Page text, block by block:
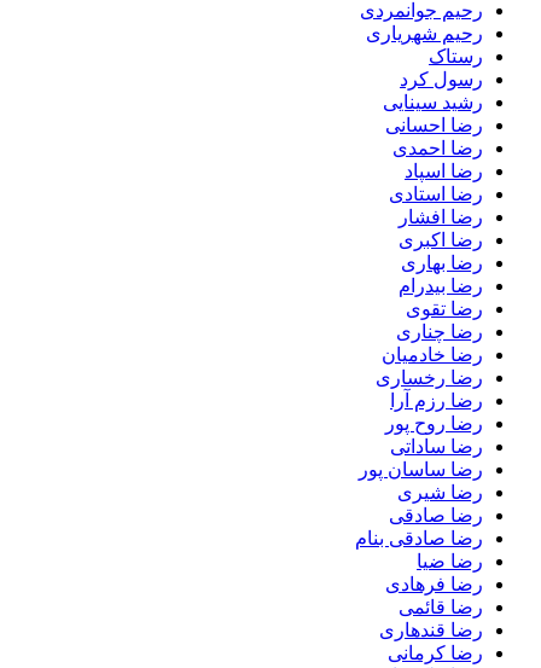
رحیم جوانمردی
رحیم شهریاری
رستاک
رسول کرد
رشید سینایی
رضا احسانی
رضا احمدی
رضا اسپاد
رضا استادی
رضا افشار
رضا اکبری
رضا بهاری
رضا بیدرام
رضا تقوی
رضا چناری
رضا خادمیان
رضا رخساری
رضا رزم آرا
رضا روح پور
رضا ساداتی
رضا ساسان پور
رضا شیری
رضا صادقی
رضا صادقی بنام
رضا ضیا
رضا فرهادی
رضا قائمی
رضا قندهاری
رضا کرمانی